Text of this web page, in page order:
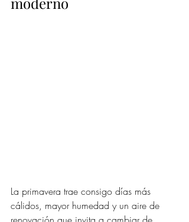
La primavera trae consigo días más
cálidos, mayor humedad y un aire de
renovación que invita a cambiar de